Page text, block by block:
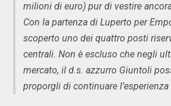
milioni di euro) pur di vestire
Con la partenza di Luperto per
scoperto uno dei quattro posti
centrali. Non è escluso che negli
mercato, il d.s. azzurro Giuntoli
proporgli di continuare